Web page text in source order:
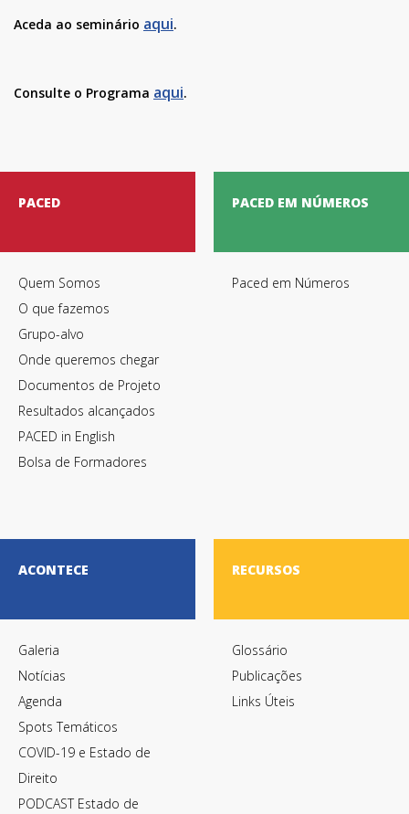
Aceda ao seminário aqui.
Consulte o Programa aqui.
PACED
Quem Somos
O que fazemos
Grupo-alvo
Onde queremos chegar
Documentos de Projeto
Resultados alcançados
PACED in English
Bolsa de Formadores
PACED EM NÚMEROS
Paced em Números
ACONTECE
Galeria
Notícias
Agenda
Spots Temáticos
COVID-19 e Estado de
Direito
PODCAST Estado de
RECURSOS
Glossário
Publicações
Links Úteis